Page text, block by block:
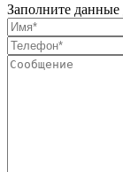
Заполните данные